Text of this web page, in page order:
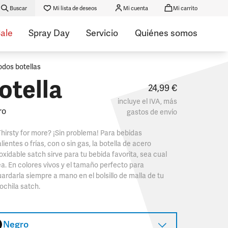
Buscar Mi lista de deseos Mi cuenta Mi carrito
Spray Day Servicio Quiénes somos
botellas
24,99 €
incluye el IVA, más
gastos de envío
for more? ¡Sin problema! Para bebidas
o frías, con o sin gas, la botella de acero
satch sirve para tu bebida favorita, sea cual
En colores vivos y el tamaño perfecto para
siempre a mano en el bolsillo de malla de tu
satch.
Negro